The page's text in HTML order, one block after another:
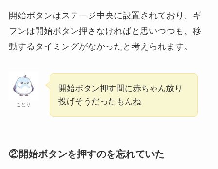
開始ボタンはステージ中央に設置されており、ギ
フンは開始ボタン押さなければと思いつつも、移
動するタイミングがなかったと考えられます。
ことり
開始ボタン押す間に赤ちゃん放り
投げそうだったもんね
②開始ボタンを押すのを忘れていた